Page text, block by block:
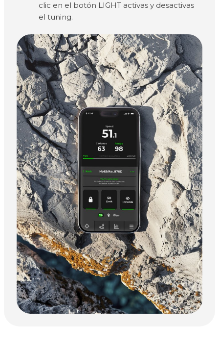
clic en el botón LIGHT activas y desactivas
el tuning.